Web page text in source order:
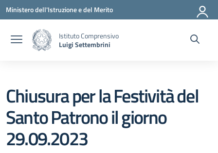
Vai ai contenuti
Vai al menu di navigazione
Vai al footer
Ministero dell'Istruzione e del Merito
Istituto Comprensivo
Luigi Settembrini
Chiusura per la Festività del
Santo Patrono il giorno
29.09.2023